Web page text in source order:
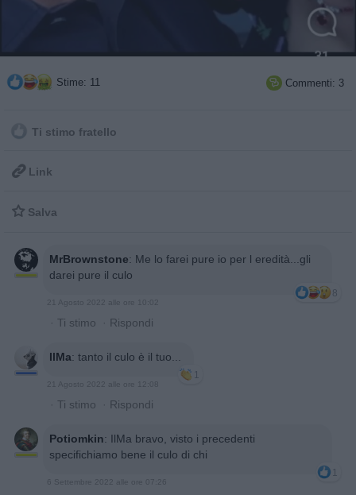
Stime: 11  Commenti: 3
Ti stimo fratello
 Link
 Salva
MrBrownstone: Me lo farei pure io per l eredità...gli
darei pure il culo
8
21 Agosto 2022 alle ore 10:02
· Ti stimo · Rispondi
IlMa: tanto il culo è il tuo...
1
21 Agosto 2022 alle ore 12:08
· Ti stimo · Rispondi
Potiomkin: IlMa bravo, visto i precedenti
specifichiamo bene il culo di chi
1
6 Settembre 2022 alle ore 07:26